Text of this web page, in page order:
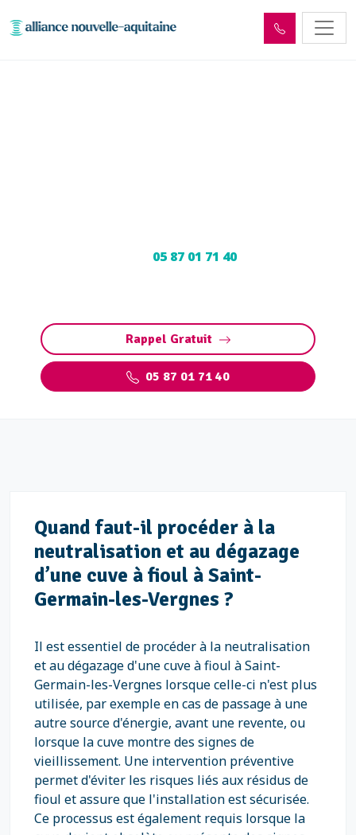
05 87 01 71 40
Rappel Gratuit
05 87 01 71 40
Quand faut-il procéder à la
neutralisation et au dégazage
d’une cuve à fioul à Saint-
Germain-les-Vergnes ?
Il est essentiel de procéder à la neutralisation
et au dégazage d'une cuve à fioul à Saint-
Germain-les-Vergnes lorsque celle-ci n'est plus
utilisée, par exemple en cas de passage à une
autre source d'énergie, avant une revente, ou
lorsque la cuve montre des signes de
vieillissement. Une intervention préventive
permet d'éviter les risques liés aux résidus de
fioul et assure que l'installation est sécurisée.
Ce processus est également requis lorsque la